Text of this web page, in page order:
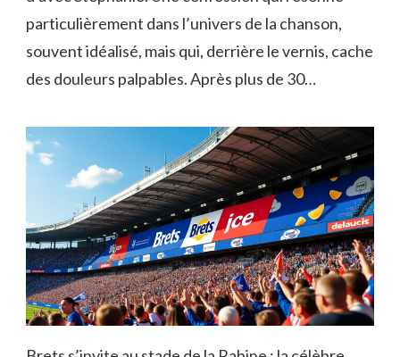
particulièrement dans l’univers de la chanson,
souvent idéalisé, mais qui, derrière le vernis, cache
des douleurs palpables. Après plus de 30…